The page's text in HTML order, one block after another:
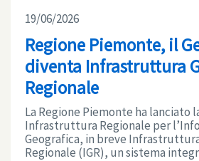
19/06/2026
Regione Piemonte, il
diventa Infrastruttura
Regionale
La Regione Piemonte ha lanciato
Infrastruttura Regionale per
Geografica, in breve
Regionale (IGR), un sistema